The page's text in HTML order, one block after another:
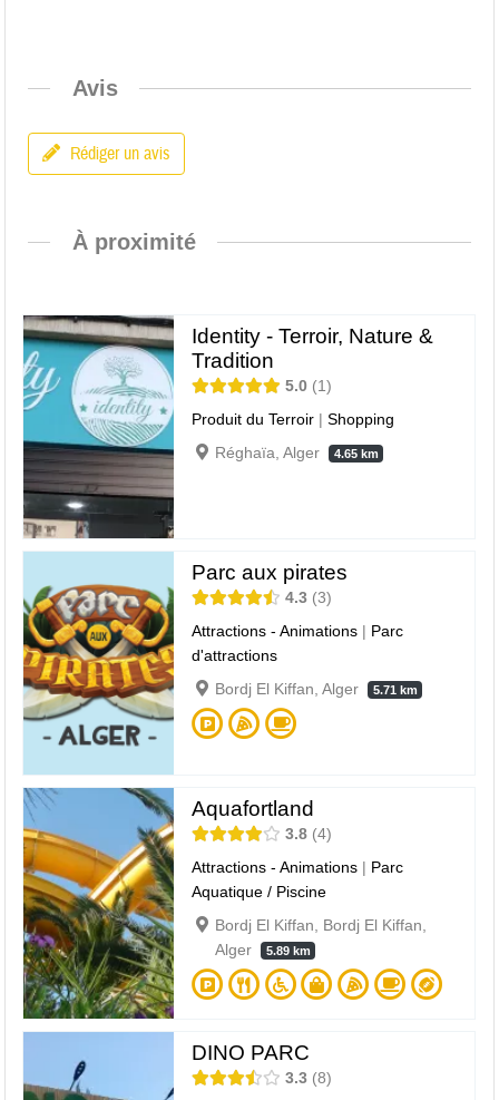
Avis
Rédiger un avis
À proximité
Identity - Terroir, Nature &
Tradition
5.0
1
Produit du Terroir |Shopping
Réghaïa, Alger
4.65 km
Parc aux pirates
4.3 3
Attractions - Animations | Parc
d'attractions
Bordj El Kiffan, Alger
5.71 km
Aquafortland
3.8 4
Attractions - Animations | Parc
Aquatique / Piscine
Bordj El Kiffan, Bordj El Kiffan,
Alger
5.89 km
DINO PARC
3.3 8